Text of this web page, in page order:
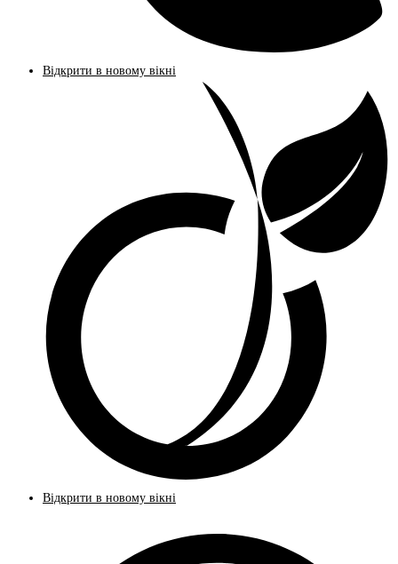
Відкрити в новому вікні
Відкрити в новому вікні